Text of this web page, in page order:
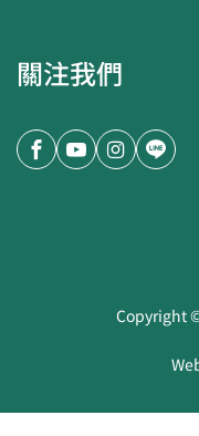
關注我們
Copyright